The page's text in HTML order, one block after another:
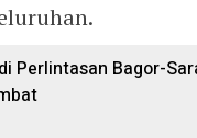
Perlintasan Bagor-